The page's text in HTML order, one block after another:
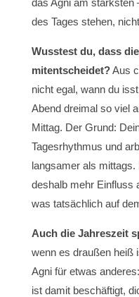
das Agni am stärksten
des Tages stehen,
Wusstest du, dass
mitentscheidet?Aus
nicht egal, wann du
Abend dreimal so viel
Mittag. Der Grund:
Tagesrhythmus und
langsamer als
deshalb mehr Einfluss
was tatsächlich auf
Auch die Jahreszeit
wenn es draußen heiß
Agni für etwas
ist damit beschäftigt,